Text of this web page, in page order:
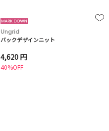
Ungrid
バックデザインニット
4,620 円
40%OFF